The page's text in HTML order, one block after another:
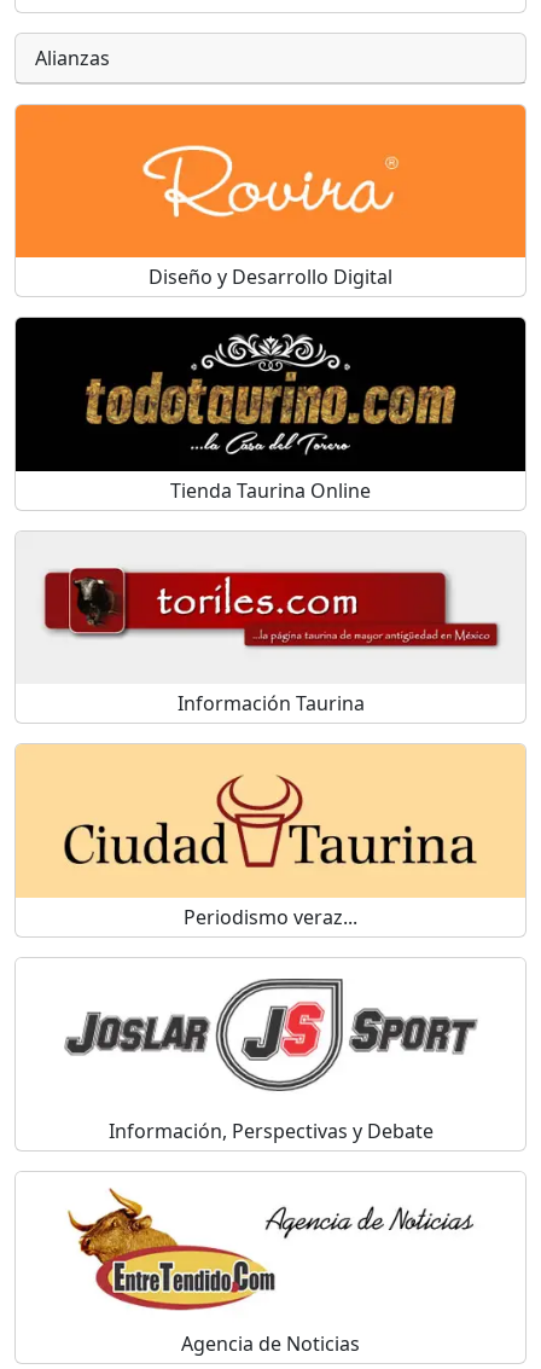
Alianzas
Diseño y Desarrollo Digital
Tienda Taurina Online
Información Taurina
Periodismo veraz...
Información, Perspectivas y Debate
Agencia de Noticias